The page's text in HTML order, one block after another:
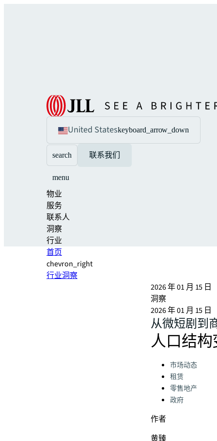
United Stateskeyboard_arrow_down
search 联系我们
menu
物业
服务
联系人
洞察
行业
首页
chevron_right
行业洞察
2026 年 01 月 15 日
洞察
2026 年 01 月 15 日
从微短剧到
人口结
Categories:
市场动态
租赁
零售地产
政府
作者
黄臻